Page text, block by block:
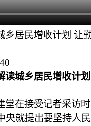
乡居民增收计划 让
读城乡居民增收计
在接受记者采访时
央就提出要坚持人